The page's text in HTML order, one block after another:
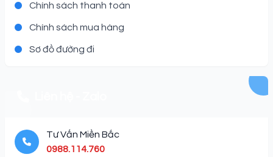
Chính sách thanh toán
Chính sách mua hàng
Sơ đồ đường đi
Tư Vấn Miền Bắc
0988.114.760